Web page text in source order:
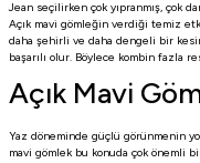
Jean seçilirken çok yıpranmış, çok
Açık mavi gömleğin verdiği temiz
daha şehirli ve daha dengeli bir
başarılı olur. Böylece kombin fazla
Açık Mavi
Yaz döneminde güçlü görünmenin
mavi gömlek bu konuda çok önemli